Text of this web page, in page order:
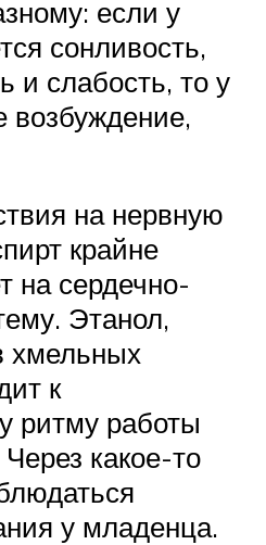
если у
сонливость,
и слабость, то у
возбуждение,
на нервную
крайне
на сердечно-
Этанол,
хмельных
к
ритму работы
какое-то
у младенца.